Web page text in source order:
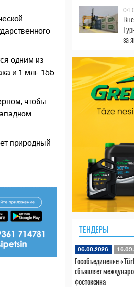
одним из
и 1 млн 155
чтобы
природный
за
ТЕНДЕРЫ
06.08.2026
Гособъединение
объявляет
фостоксина